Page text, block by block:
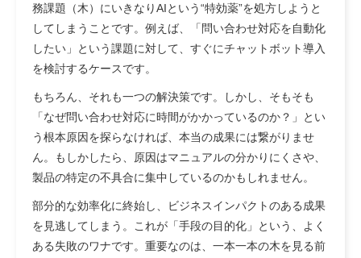
務課題（木）にいきなりAIという“特効薬”を処方しようと
してしまうことです。例えば、「問い合わせ対応を自動化
したい」という課題に対して、すぐにチャットボット導入
を検討するケースです。
もちろん、それも一つの解決策です。しかし、そもそも
「なぜ問い合わせ対応に時間がかかっているのか？」
とい
う根本原因を探らなければ、本当の成果には繋がりませ
ん。もしかしたら、原因はマニュアルの分かりにくさや、
製品の特定の不具合に集中しているのかもしれません。
部分的な効率化に終始し、ビジネスインパクトのある成果
を見逃してしまう。これが「手段の目的化」という、よく
ある失敗のワナです。重要なのは、一本一本の木を見る前